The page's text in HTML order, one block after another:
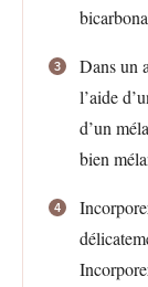
Dans un
l’aide
d’un
bien